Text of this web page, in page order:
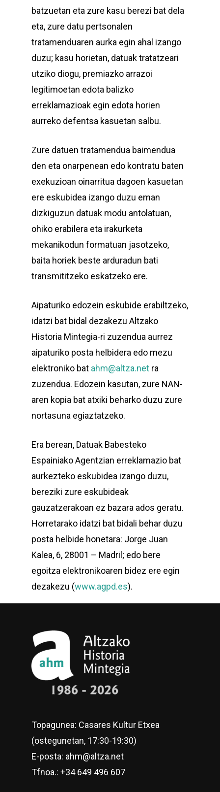
batzuetan eta zure kasu berezi bat dela
eta, zure datu pertsonalen
tratamenduaren aurka egin ahal izango
duzu; kasu horietan, datuak tratatzeari
utziko diogu, premiazko arrazoi
legitimoetan edota balizko
erreklamazioak egin edota horien
aurreko defentsa kasuetan salbu.
Zure datuen tratamendua baimendua
den eta onarpenean edo kontratu baten
exekuzioan oinarritua dagoen kasuetan
ere eskubidea izango duzu eman
dizkiguzun datuak modu antolatuan,
ohiko erabilera eta irakurketa
mekanikodun formatuan jasotzeko,
baita horiek beste arduradun bati
transmititzeko eskatzeko ere.
Aipaturiko edozein eskubide erabiltzeko,
idatzi bat bidal dezakezu Altzako
Historia Mintegia-ri zuzendua aurrez
aipaturiko posta helbidera edo mezu
elektroniko bat ahm@altza.net ra
zuzendua. Edozein kasutan, zure NAN-
aren kopia bat atxiki beharko duzu zure
nortasuna egiaztatzeko.
Era berean, Datuak Babesteko
Espainiako Agentzian erreklamazio bat
aurkezteko eskubidea izango duzu,
bereziki zure eskubideak
gauzatzerakoan ez bazara ados geratu.
Horretarako idatzi bat bidali behar duzu
posta helbide honetara: Jorge Juan
Kalea, 6, 28001 – Madril; edo bere
egoitza elektronikoaren bidez ere egin
dezakezu (www.agpd.es).
Topagunea: Casares Kultur Etxea
(ostegunetan, 17:30-19:30)
E-posta: ahm@altza.net
Tfnoa.: +34 649 496 607